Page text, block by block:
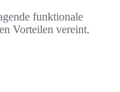
funktionale
Vorteilen vereint.